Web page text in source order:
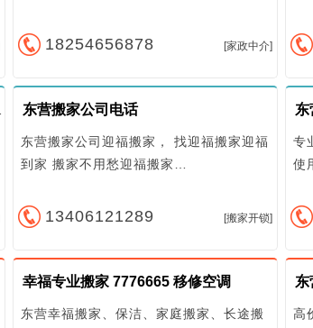
18254656878 [家政中介]
东营搬家公司电话
东营搬家公司迎福搬家， 找迎福搬家迎福
到家 搬家不用愁迎福搬家…
13406121289 [搬家开锁]
专
使
幸福专业搬家 7776665 移修空调
东营幸福搬家、保洁、家庭搬家、长途搬
东
高